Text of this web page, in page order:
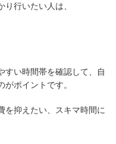
行いたい人は、
すい時間帯を確認して、自
ポイントです。
を抑えたい、スキマ時間に